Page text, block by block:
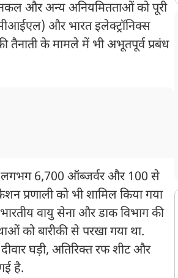
और अन्य अनियमितताओं को पूरी
और भारत इलेक्ट्रॉनिक्स
के मामले में भी अभूतपूर्व प्रबंध
लगभग 6,700 ऑब्जर्वर और 100 से
प्रणाली को भी शामिल किया गया
वायु सेना और डाक विभाग की
को बारीकी से परखा गया था.
घड़ी, अतिरिक्त रफ शीट और
है.